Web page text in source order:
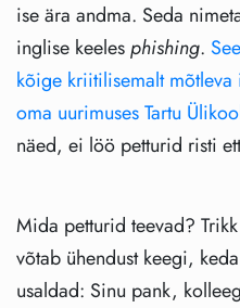
ise ära andma. Seda
inglise keelesphishing.
kõige kriitilisemalt
oma uurimuses Tartu
näed, ei löö petturid risti
Mida petturid teevad?
võtab ühendust keegi,
usaldad: Sinu pank,